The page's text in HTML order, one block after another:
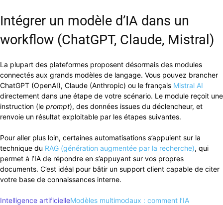
Intégrer un modèle d’IA dans un
workflow (ChatGPT, Claude, Mistral)
La plupart des plateformes proposent désormais des modules
connectés aux grands modèles de langage. Vous pouvez brancher
ChatGPT (OpenAI), Claude (Anthropic) ou le français Mistral AI
directement dans une étape de votre scénario. Le module reçoit une
instruction (le prompt), des données issues du déclencheur, et
renvoie un résultat exploitable par les étapes suivantes.
Pour aller plus loin, certaines automatisations s’appuient sur la
technique du RAG (génération augmentée par la recherche), qui
permet à l’IA de répondre en s’appuyant sur vos propres
documents. C’est idéal pour bâtir un support client capable de citer
votre base de connaissances interne.
Intelligence artificielleModèles multimodaux : comment l’IA